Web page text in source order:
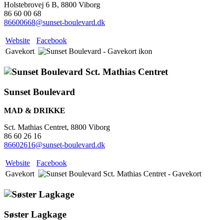
Holstebrovej 6 B, 8800 Viborg
86 60 00 68
86600668@sunset-boulevard.dk
Website
Facebook
Gavekort
Sunset Boulevard
MAD & DRIKKE
Sct. Mathias Centret, 8800 Viborg
86 60 26 16
86602616@sunset-boulevard.dk
Website
Facebook
Gavekort
Søster Lagkage